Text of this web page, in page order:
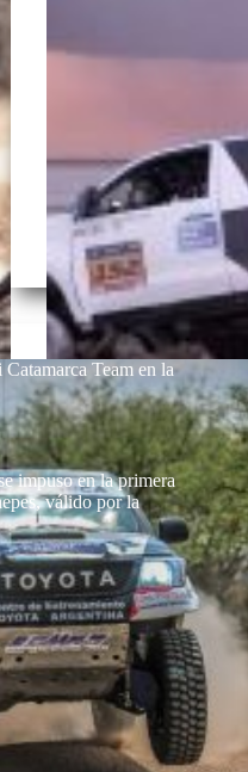
Team en la
impuso en la primera
válido por la